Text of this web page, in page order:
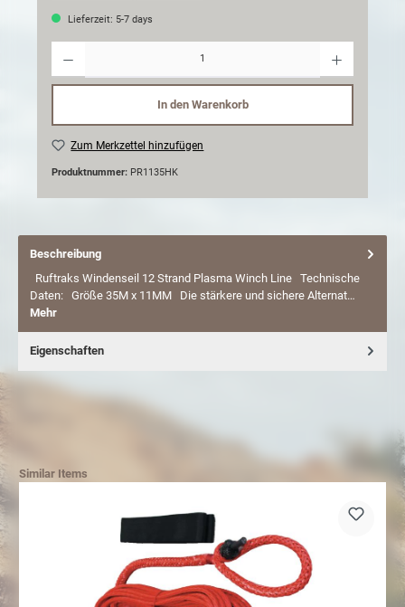
Lieferzeit: 5-7 days
In den Warenkorb
Zum Merkzettel hinzufügen
Produktnummer: PR1135HK
Beschreibung
Ruftraks Windenseil 12 Strand Plasma Winch Line Technische
Daten: Größe 35M x 11MM Die stärkere und sichere Alternat…
Mehr
Eigenschaften
Similar Items